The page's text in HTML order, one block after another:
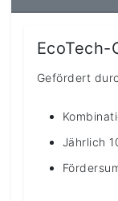
EcoTech-
Gefördert
Jährlich